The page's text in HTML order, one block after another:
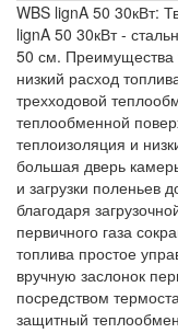
WBS lignA 50 30кВт:
lignA 50 30кВт -
50 см. Преимущества
низкий расход
трехходовой
теплообменной
теплоизоляция и
большая дверь
и загрузки поленьев
благодаря
первичного газа
топлива простое
вручную заслонок
посредством
защитный